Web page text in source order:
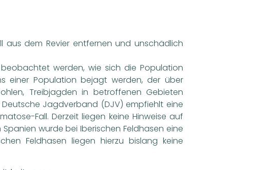
aus dem Revier entfernen und unschädlich
werden, wie sich die Population
einer Population bejagt werden, der über
Treibjagden in betroffenen Gebieten
Jagdverband (DJV) empfiehlt eine
Fall. Derzeit liegen keine Hinweise auf
wurde bei Iberischen Feldhasen eine
Feldhasen liegen hierzu bislang keine